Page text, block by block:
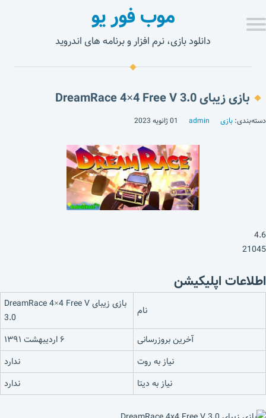
موب فور یو
دانلود بازی، نرم افزار و برنامه های اندروید
بازی زیبای DreamRace 4×4 Free V 3.0
دسته‌بندی: بازی admin 01 ژانویه 2023
4.6
21045
اطلاعات اپلیکیشن
نام
بازی زیبای DreamRace 4×4 Free V
3.0
آخرین بروزرسانی
۶ اردیبهشت ۱۳۹۱
نیاز به روت
ندارد
نیاز به دیتا
ندارد